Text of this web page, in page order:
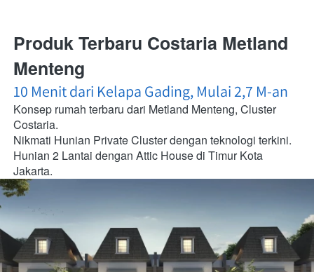
Produk Terbaru Costaria Metland
Menteng
10 Menit dari Kelapa Gading, Mulai 2,7 M-an
Konsep rumah terbaru dari Metland Menteng, Cluster
Costaria.
Nikmati Hunian Private Cluster dengan teknologi terkini.
Hunian 2 Lantai dengan Attic House di Timur Kota
Jakarta.